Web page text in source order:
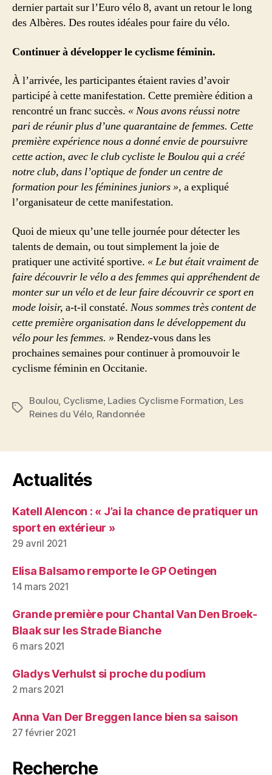
dernier partait sur l’Euro vélo 8, avant un retour le long
des Albères. Des routes idéales pour faire du vélo.
Continuer à développer le cyclisme féminin.
À l’arrivée, les participantes étaient ravies d’avoir
participé à cette manifestation. Cette première édition a
rencontré un franc succès. « Nous avons réussi notre
pari de réunir plus d’une quarantaine de femmes. Cette
première expérience nous a donné envie de poursuivre
cette action, avec le club cycliste le Boulou qui a créé
notre club, dans l’optique de fonder un centre de
formation pour les féminines juniors », a expliqué
l’organisateur de cette manifestation.
Quoi de mieux qu’une telle journée pour détecter les
talents de demain, ou tout simplement la joie de
pratiquer une activité sportive. « Le but était vraiment de
faire découvrir le vélo a des femmes qui appréhendent de
monter sur un vélo et de leur faire découvrir ce sport en
mode loisir, a-t-il constaté. Nous sommes très content de
cette première organisation dans le développement du
vélo pour les femmes. » Rendez-vous dans les
prochaines semaines pour continuer à promouvoir le
cyclisme féminin en Occitanie.
Étiquettes
Boulou Cyclisme, Ladies Cyclisme Formation Les
Reines du Vélo, Randonnée
Actualités
Katell Alencon : « J’ai la chance de pratiquer un
sport en extérieur »
29 avril 2021
Elisa Balsamo remporte le GP Oetingen
14 mars 2021
Grande première pour Chantal Van Den Broek-
Blaak sur les Strade Bianche
6 mars 2021
Gladys Verhulst si proche du podium
2 mars 2021
Anna Van Der Breggen lance bien sa saison
27 février 2021
Recherche